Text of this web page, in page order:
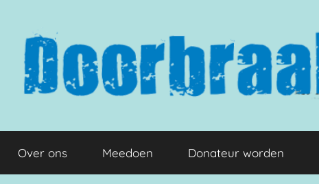
inhoud
springen
Doorbraak.eu
Over ons Meedoen Donateur worden